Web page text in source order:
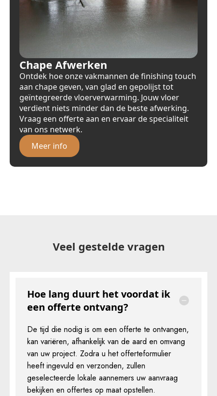
Chape Afwerken
Ontdek hoe onze vakmannen de finishing touch
aan chape geven, van glad en gepolijst tot
geïntegreerde vloerverwarming. Jouw vloer
verdient niets minder dan de beste afwerking.
Vraag een offerte aan en ervaar de specialiteit
van ons netwerk.
Meer info
Veel gestelde vragen
Hoe lang duurt het voordat ik
een offerte ontvang?
De tijd die nodig is om een offerte te ontvangen,
kan variëren, afhankelijk van de aard en omvang
van uw project. Zodra u het offerteformulier
heeft ingevuld en verzonden, zullen
geselecteerde lokale aannemers uw aanvraag
bekijken en offertes op maat opstellen.